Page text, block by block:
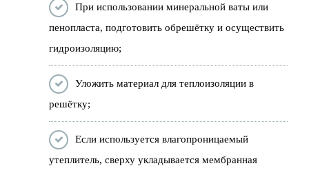
При использовании минеральной ваты или
пенопласта, подготовить обрешётку и осуществить
гидроизоляцию;
Уложить материал для теплоизоляции в
решётку;
Если используется влагопроницаемый
утеплитель, сверху укладывается мембранная